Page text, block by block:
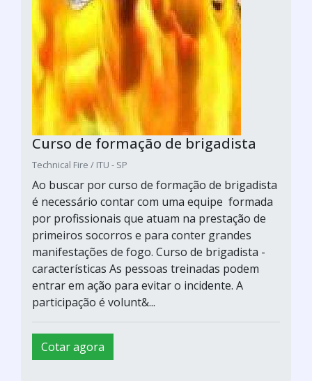
Curso de formação de brigadista
Technical Fire / ITU - SP
Ao buscar por curso de formação de brigadista
é necessário contar com uma equipe formada
por profissionais que atuam na prestação de
primeiros socorros e para conter grandes
manifestações de fogo. Curso de brigadista -
características As pessoas treinadas podem
entrar em ação para evitar o incidente. A
participação é volunt&...
Cotar agora